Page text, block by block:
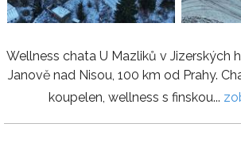
Wellness chata U Mazliků v Jizerských
Janově nad Nisou, 100 km od Prahy.
koupelen, wellness s finskou...